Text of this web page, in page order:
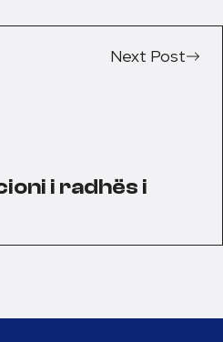
Next Post
i radhës i